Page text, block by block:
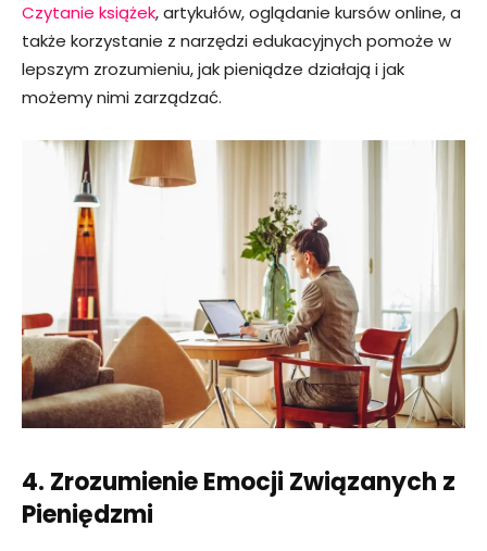
Czytanie książek, artykułów, oglądanie kursów online, a
także korzystanie z narzędzi edukacyjnych pomoże w
lepszym zrozumieniu, jak pieniądze działają i jak
możemy nimi zarządzać.
4. Zrozumienie Emocji Związanych z
Pieniędzmi